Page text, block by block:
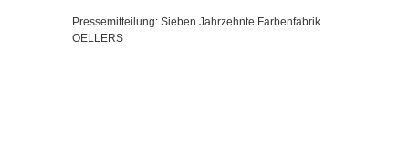
Pressemitteilung: Sieben Jahrzehnte Farbenfabrik
OELLERS